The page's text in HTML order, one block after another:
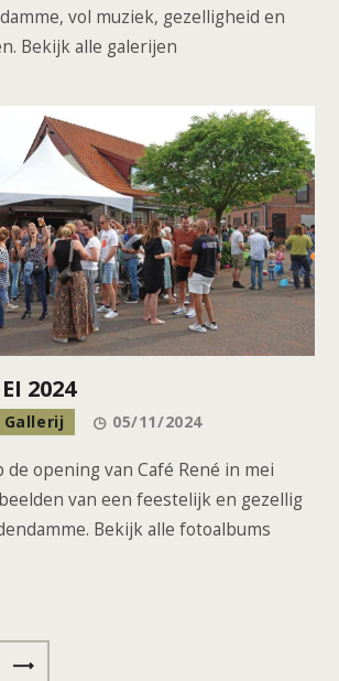
vol muziek, gezelligheid en
Bekijk alle galerijen
2024
05/11/2024
opening van Café René in mei
van een feestelijk en gezellig
Bekijk alle fotoalbums